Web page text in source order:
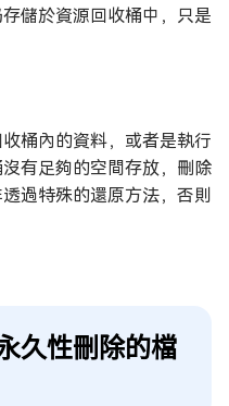
儲於資源回收桶中，只是
桶內的資料，或者是執行
有足夠的空間存放，刪除
過特殊的還原方法，否則
久性刪除的檔